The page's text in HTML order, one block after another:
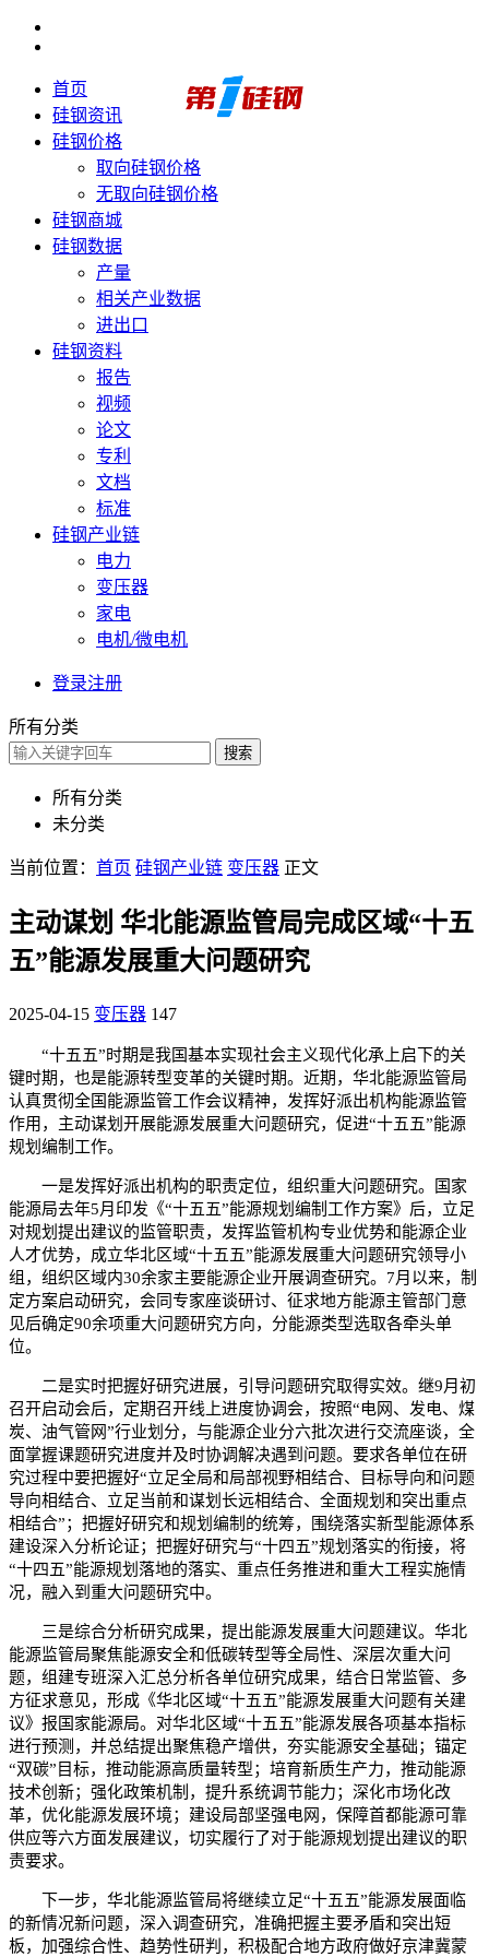
首页
硅钢资讯
硅钢价格
取向硅钢价格
无取向硅钢价格
硅钢商城
硅钢数据
产量
相关产业数据
进出口
硅钢资料
报告
视频
论文
专利
文档
标准
硅钢产业链
电力
变压器
家电
电机/微电机
登录注册
所有分类
搜索
所有分类
未分类
当前位置： 首页 硅钢产业链 变压器 正文
主动谋划 华北能源监管局完成区域“十五
五”能源发展重大问题研究
2025-04-15 变压器 147
“十五五”时期是我国基本实现社会主义现代化承上启下的关
键时期，也是能源转型变革的关键时期。近期，华北能源监管局
认真贯彻全国能源监管工作会议精神，发挥好派出机构能源监管
作用，主动谋划开展能源发展重大问题研究，促进“十五五”能源
规划编制工作。
一是发挥好派出机构的职责定位，组织重大问题研究。国家
能源局去年5月印发《“十五五”能源规划编制工作方案》后，立足
对规划提出建议的监管职责，发挥监管机构专业优势和能源企业
人才优势，成立华北区域“十五五”能源发展重大问题研究领导小
组，组织区域内30余家主要能源企业开展调查研究。7月以来，制
定方案启动研究，会同专家座谈研讨、征求地方能源主管部门意
见后确定90余项重大问题研究方向，分能源类型选取各牵头单
位。
二是实时把握好研究进展，引导问题研究取得实效。继9月初
召开启动会后，定期召开线上进度协调会，按照“电网、发电、煤
炭、油气管网”行业划分，与能源企业分六批次进行交流座谈，全
面掌握课题研究进度并及时协调解决遇到问题。要求各单位在研
究过程中要把握好“立足全局和局部视野相结合、目标导向和问题
导向相结合、立足当前和谋划长远相结合、全面规划和突出重点
相结合”；把握好研究和规划编制的统筹，围绕落实新型能源体系
建设深入分析论证；把握好研究与“十四五”规划落实的衔接，将
“十四五”能源规划落地的落实、重点任务推进和重大工程实施情
况，融入到重大问题研究中。
三是综合分析研究成果，提出能源发展重大问题建议。华北
能源监管局聚焦能源安全和低碳转型等全局性、深层次重大问
题，组建专班深入汇总分析各单位研究成果，结合日常监管、多
方征求意见，形成《华北区域“十五五”能源发展重大问题有关建
议》报国家能源局。对华北区域“十五五”能源发展各项基本指标
进行预测，并总结提出聚焦稳产增供，夯实能源安全基础；锚定
“双碳”目标，推动能源高质量转型；培育新质生产力，推动能源
技术创新；强化政策机制，提升系统调节能力；深化市场化改
革，优化能源发展环境；建设局部坚强电网，保障首都能源可靠
供应等六方面发展建议，切实履行了对于能源规划提出建议的职
责要求。
下一步，华北能源监管局将继续立足“十五五”能源发展面临
的新情况新问题，深入调查研究，准确把握主要矛盾和突出短
板，加强综合性、趋势性研判，积极配合地方政府做好京津冀蒙